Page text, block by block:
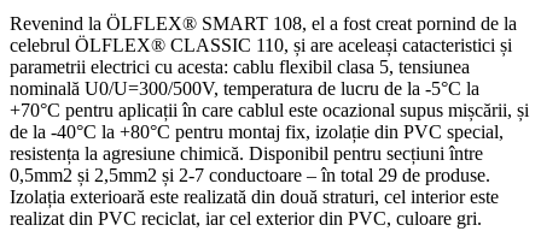
Revenind la ÖLFLEX® SMART 108, el a fost creat pornind de la
celebrul ÖLFLEX® CLASSIC 110, și are aceleași catacteristici și
parametrii electrici cu acesta: cablu flexibil clasa 5, tensiunea
nominală U0/U=300/500V, temperatura de lucru de la -5°C la
+70°C pentru aplicații în care cablul este ocazional supus mișcării, și
de la -40°C la +80°C pentru montaj fix, izolație din PVC special,
resistența la agresiune chimică. Disponibil pentru secțiuni între
0,5mm2 și 2,5mm2 și 2-7 conductoare – în total 29 de produse.
Izolația exterioară este realizată din două straturi, cel interior este
realizat din PVC reciclat, iar cel exterior din PVC, culoare gri.